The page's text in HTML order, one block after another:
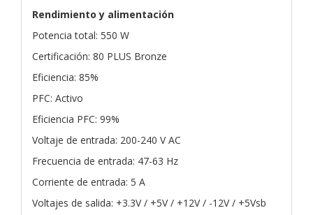
Rendimiento y alimentación
Potencia total: 550 W
Certificación: 80 PLUS Bronze
Eficiencia: 85%
PFC: Activo
Eficiencia PFC: 99%
Voltaje de entrada: 200-240 V AC
Frecuencia de entrada: 47-63 Hz
Corriente de entrada: 5 A
Voltajes de salida: +3.3V / +5V / +12V / -12V / +5Vsb